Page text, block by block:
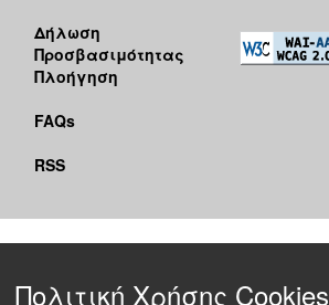
Δήλωση
Προσβασιμότητας
Πλοήγηση
FAQs
RSS
Πολιτική Χρήσης Cookies